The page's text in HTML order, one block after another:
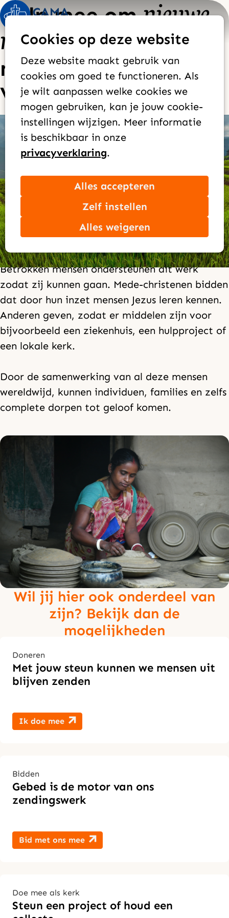
Cookies op deze website
Deze website maakt gebruik van
cookies om goed te functioneren. Als
je wilt aanpassen welke cookies we
mogen gebruiken, kan je jouw cookie-
instellingen wijzigen. Meer informatie
is beschikbaar in onze
privacyverklaring.
Alles accepteren
Zelf instellen
Alles weigeren
Help mee omnieuwe
mensente bereiken
met hetgoede nieuws
van Jezus
Met elkaar maken we
zending mogelijk
Zendingswerkers zijn bereid om alles achter te
laten en te gaan - alleen, samen of met hun
gezin. Ze verlaten hun vertrouwde omgeving
om zich in te zetten in een ander land, vaak in
samenwerking met een team ter plaatse.
Samenwerking wereldwijd
Betrokken mensen ondersteunen dit werk
zodat zij kunnen gaan. Mede-christenen bidden
dat door hun inzet mensen Jezus leren kennen.
Anderen geven, zodat er middelen zijn voor
bijvoorbeeld een ziekenhuis, een hulpproject of
een lokale kerk.
Door de samenwerking van al deze mensen
wereldwijd, kunnen individuen, families en zelfs
complete dorpen tot geloof komen.
Wil jij hier ook onderdeel van
zijn? Bekijk dan de
mogelijkheden
Doneren
Met jouw steun kunnen we mensen uit
blijven zenden
Ik doe mee
Bidden
Gebed is de motor van ons
zendingswerk
Bid met ons mee
Doe mee als kerk
Steun een project of houd een